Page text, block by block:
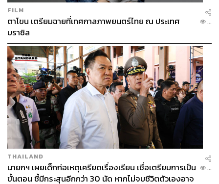
FILM
ตาโขน เตรียมฉายที่เทศกาลภาพยนตร์ไทย ณ ประเทศ
บราซิล
...
THAILAND
นายกฯ เผยเด็กก่อเหตุเครียดเรื่องเรียน เชื่อเตรียมการเป็น
ขั้นตอน ชี้มีกระสุนอีกกว่า 30 นัด หากไม่จบชีวิตตัวเองอาจ
...